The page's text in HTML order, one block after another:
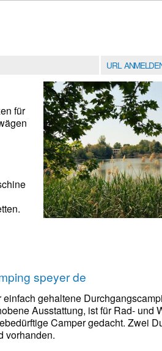
URL
für
speyer de
einfach gehaltene
Ausstattung, ist für Rad- und
Camper gedacht. Zwei
vorhanden.